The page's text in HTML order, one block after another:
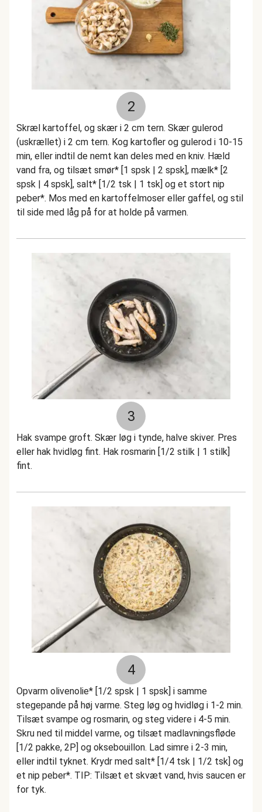
2
Skræl kartoffel, og skær i 2 cm tern. Skær gulerod
(uskrællet) i 2 cm tern. Kog kartofler og gulerod i 10-15
min, eller indtil de nemt kan deles med en kniv. Hæld
vand fra, og tilsæt smør* [1 spsk | 2 spsk], mælk* [2
spsk | 4 spsk], salt* [1/2 tsk | 1 tsk] og et stort nip
peber*. Mos med en kartoffelmoser eller gaffel, og stil
til side med låg på for at holde på varmen.
3
Hak svampe groft. Skær løg i tynde, halve skiver. Pres
eller hak hvidløg fint. Hak rosmarin [1/2 stilk | 1 stilk]
fint.
4
Opvarm olivenolie* [1/2 spsk | 1 spsk] i samme
stegepande på høj varme. Steg løg og hvidløg i 1-2 min.
Tilsæt svampe og rosmarin, og steg videre i 4-5 min.
Skru ned til middel varme, og tilsæt madlavningsfløde
[1/2 pakke, 2P] og oksebouillon. Lad simre i 2-3 min,
eller indtil tyknet. Krydr med salt* [1/4 tsk | 1/2 tsk] og
et nip peber*. TIP: Tilsæt et skvæt vand, hvis saucen er
for tyk.